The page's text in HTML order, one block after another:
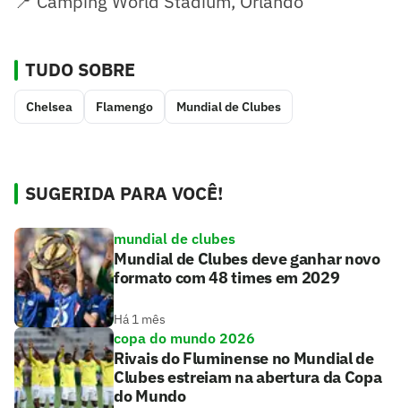
TUDO SOBRE
Chelsea Flamengo Mundial de Clubes
SUGERIDA PARA VOCÊ!
mundial de clubes
Mundial de Clubes deve ganhar novo
formato com 48 times em 2029
Há 1 mês
copa do mundo 2026
Rivais do Fluminense no Mundial de
Clubes estreiam na abertura da Copa
do Mundo